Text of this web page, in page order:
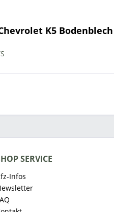
K5
SERVICE
Infos